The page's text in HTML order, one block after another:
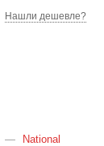
Нашли дешевле?
—
National